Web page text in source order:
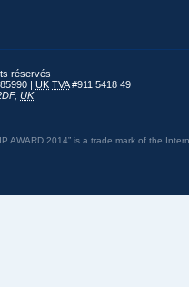
réservés
| UK TVA#911 5418 49
, UK
AWARD 2014” is a trade mark of the